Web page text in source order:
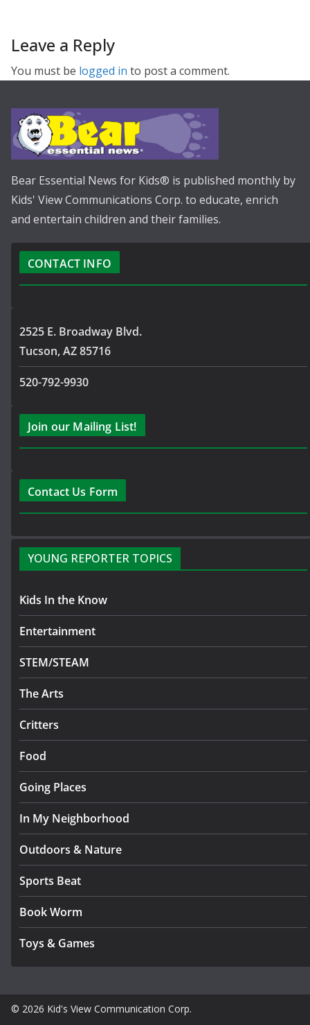
Leave a Reply
You must be logged in to post a comment.
Bear Essential News for Kids® is published monthly by
Kids' View Communications Corp. to educate, enrich
and entertain children and their families.
CONTACT INFO
2525 E. Broadway Blvd.
Tucson, AZ 85716
520-792-9930
Join our Mailing List!
Contact Us Form
YOUNG REPORTER TOPICS
Kids In the Know
Entertainment
STEM/STEAM
The Arts
Critters
Food
Going Places
In My Neighborhood
Outdoors & Nature
Sports Beat
Book Worm
Toys & Games
© 2026 Kid's View Communication Corp.